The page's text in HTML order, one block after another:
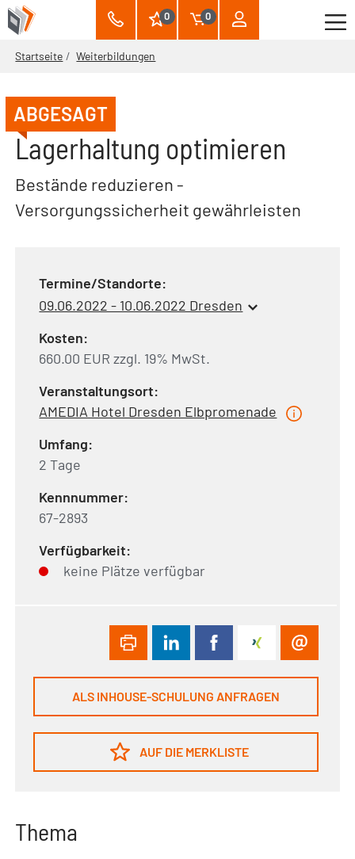
0 0
Startseite Weiterbildungen
ABGESAGT
Lagerhaltung optimieren
Bestände reduzieren -
Versorgungssicherheit gewährleisten
Termine/Standorte:
09.06.2022 - 10.06.2022 Dresden
Kosten:
660.00 EUR zzgl. 19% MwSt.
Veranstaltungsort:
AMEDIA Hotel Dresden Elbpromenade
Umfang:
2 Tage
Kennnummer:
67-2893
Verfügbarkeit:
keine Plätze verfügbar
ALS INHOUSE-SCHULUNG ANFRAGEN
AUF DIE MERKLISTE
Thema